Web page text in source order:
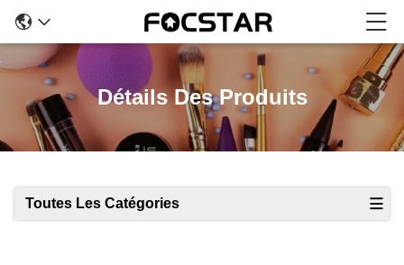
Détails Des Produits
Toutes Les Catégories